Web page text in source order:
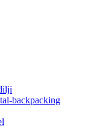
backpacking